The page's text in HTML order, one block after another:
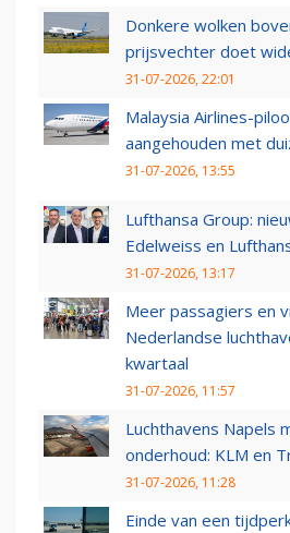
Donkere wolken
prijsvechter doet
31-07-2026, 22:01
Malaysia Airlines-
aangehouden met
31-07-2026, 13:55
Lufthansa Group:
Edelweiss en
31-07-2026, 13:17
Meer passagiers en
Nederlandse
kwartaal
31-07-2026, 11:57
Luchthavens Napels
onderhoud: KLM en
31-07-2026, 11:28
Einde van een